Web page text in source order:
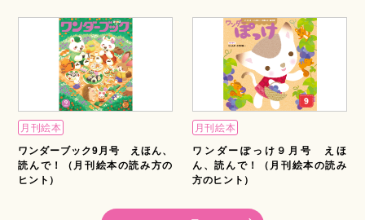
月刊絵本
ワンダーブック9月号 えほん、
読んで！（月刊絵本の読み方の
ヒント）
月刊絵本
ワンダーぽっけ９月号 えほ
ん、読んで！（月刊絵本の読み
方のヒント）